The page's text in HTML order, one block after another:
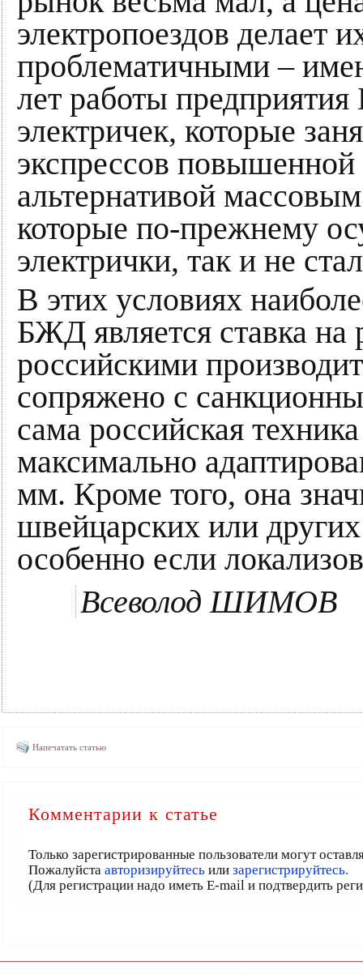
электропоездов делает
проблематичными –
лет работы
электричек, которые
экспрессов
альтернативой
которые по-прежнему
электрички, так и не
В этих условиях
БЖД является ставка на
российскими
сопряжено с
сама российская
максимально
мм. Кроме того, она
швейцарских или
особенно если
Всеволод ШИМОВ
Напечатать статью
Комментарии к статье
Только зарегистрированные пользователи могут
Пожалуйста авторизируйтесьили зарегистрируйтесь.
(Для регистрации надо иметь E-mail и подтвердить